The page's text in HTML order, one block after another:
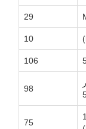
29
10
106
98
75